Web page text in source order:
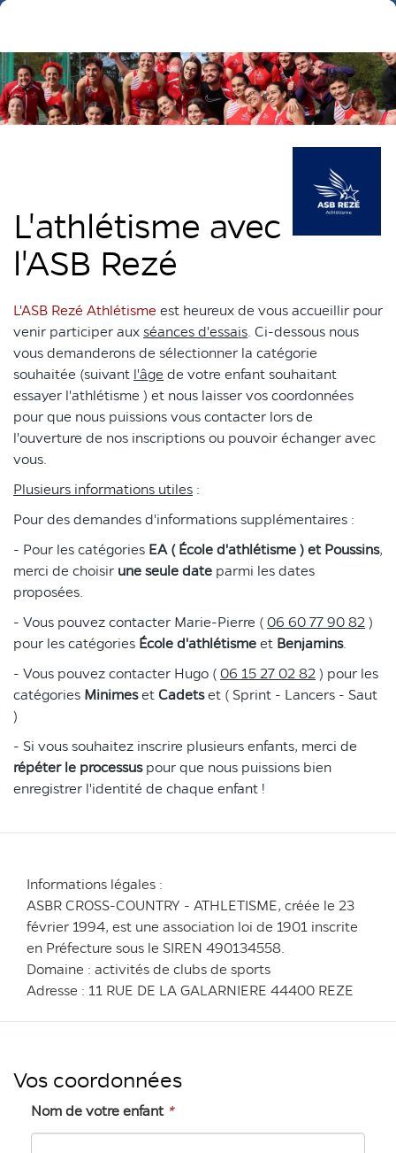
L'athlétisme avec
l'ASB Rezé
L'ASB Rezé Athlétisme est heureux de vous accueillir pour
venir participer aux séances d'essais. Ci-dessous nous
vous demanderons de sélectionner la catégorie
souhaitée (suivant l'âge de votre enfant souhaitant
essayer l'athlétisme ) et nous laisser vos coordonnées
pour que nous puissions vous contacter lors de
l'ouverture de nos inscriptions ou pouvoir échanger avec
vous.
Plusieurs informations utiles :
Pour des demandes d'informations supplémentaires :
- Pour les catégories EA ( École d'athlétisme ) et Poussins,
merci de choisir une seule date parmi les dates
proposées.
- Vous pouvez contacter Marie-Pierre ( 06 60 77 90 82 )
pour les catégories École d'athlétisme et Benjamins.
- Vous pouvez contacter Hugo ( 06 15 27 02 82 ) pour les
catégories Minimeset Cadetset ( Sprint - Lancers - Saut
)
- Si vous souhaitez inscrire plusieurs enfants, merci de
répéter le processuspour que nous puissions bien
enregistrer l'identité de chaque enfant !
Informations légales :
ASBR CROSS-COUNTRY - ATHLETISME, créée le 23
février 1994, est une association loi de 1901 inscrite
en Préfecture sous le SIREN 490134558.
Domaine : activités de clubs de sports
Adresse : 11 RUE DE LA GALARNIERE 44400 REZE
Vos coordonnées
Nom de votre enfant *